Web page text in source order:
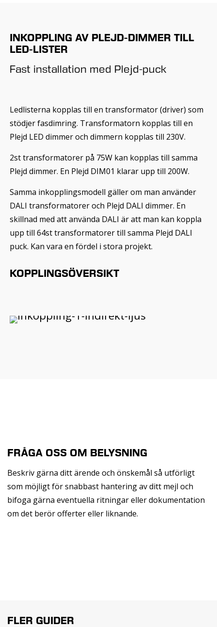
INKOPPLING AV PLEJD-DIMMER TILL
LED-LISTER
Fast installation med Plejd-puck
Ledlisterna kopplas till en transformator (driver) som
stödjer fasdimring. Transformatorn kopplas till en
Plejd LED dimmer och dimmern kopplas till 230V.
2st transformatorer på 75W kan kopplas till samma
Plejd dimmer. En Plejd DIM01 klarar upp till 200W.
Samma inkopplingsmodell gäller om man använder
DALI transformatorer och Plejd DALI dimmer. En
skillnad med att använda DALI är att man kan koppla
upp till 64st transformatorer till samma Plejd DALI
puck. Kan vara en fördel i stora projekt.
KOPPLINGSÖVERSIKT
FRÅGA OSS OM BELYSNING
Beskriv gärna ditt ärende och önskemål så utförligt
som möjligt för snabbast hantering av ditt mejl och
bifoga gärna eventuella ritningar eller dokumentation
om det berör offerter eller liknande.
FLER GUIDER